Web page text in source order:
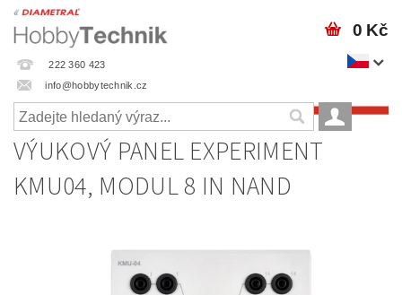
222 360 423
info@hobbytechnik.cz
0 Kč
VÝUKOVÝ PANEL EXPERIMENT
KMU04, MODUL 8 IN NAND